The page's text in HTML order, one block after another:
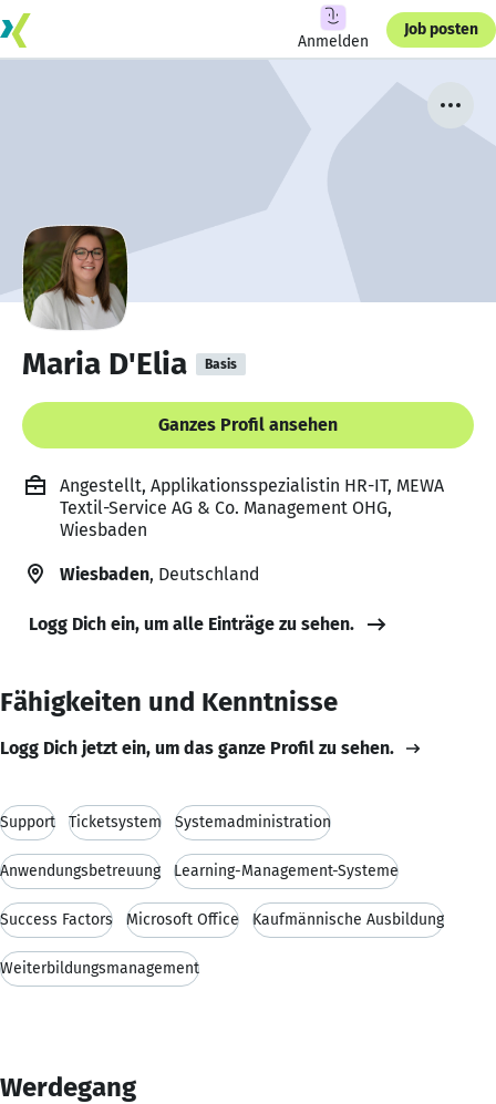
Anmelden
Job posten
Maria D'Elia Basis
Ganzes Profil ansehen
Angestellt, Applikationsspezialistin HR-IT, MEWA
Textil-Service AG & Co. Management OHG,
Wiesbaden
Wiesbaden, Deutschland
Logg Dich ein, um alle Einträge zu sehen.
Fähigkeiten und Kenntnisse
Logg Dich jetzt ein, um das ganze Profil zu sehen.
Support Ticketsystem Systemadministration
Anwendungsbetreuung Learning-Management-Systeme
Success Factors Microsoft Office Kaufmännische Ausbildung
Weiterbildungsmanagement
Werdegang